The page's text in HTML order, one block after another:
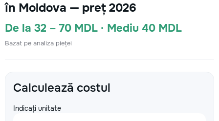
în Moldova — preț 2026
De la 32 – 70 MDL · Mediu 40 MDL
Bazat pe analiza pieței
Calculează costul
Indicați unitate